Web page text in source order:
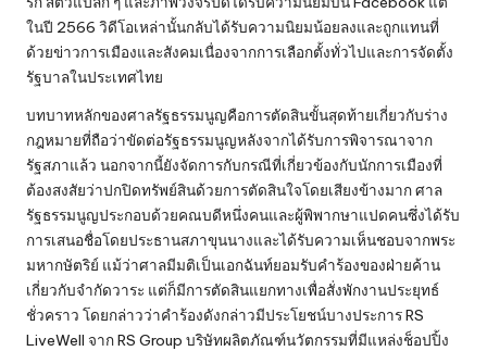
ในปี 2566 วิดีโอเหล่านั้นกลับได้รับความนิยมน้อยลงและถูกแทนที่
ด้วยข่าวการเมืองและสังคมเนื่องจากการเลือกตั้งทั่วไปและการจัดตั้ง
รัฐบาลในประเทศไทย
บทบาทหลักของศาลรัฐธรรมนูญคือการตัดสินขั้นสุดท้ายเกี่ยวกับร่าง
กฎหมายที่ถือว่าขัดต่อรัฐธรรมนูญหลังจากได้รับการพิจารณาจาก
รัฐสภาแล้ว นอกจากนี้ยังจัดการกับกรณีที่เกี่ยวข้องกับนักการเมืองที่
ต้องสงสัยว่าปกปิดทรัพย์สินด้วยการตัดสินใจโดยเสียงข้างมาก ศาล
รัฐธรรมนูญประกอบด้วยคณบดีหนึ่งคนและผู้พิพากษาแปดคนซึ่งได้รับ
การเสนอชื่อโดยประธานสภาขุนนางและได้รับความเห็นชอบจากพระ
มหากษัตริย์ แม้ว่าศาลมีมติเป็นเอกฉันท์ยอมรับคำร้องของฝ่ายค้าน
เกี่ยวกับจำกัดวาระ แต่ก็มีการตัดสินแยกทางเพื่อสั่งพักงานประยุทธ์
ชั่วคราว โดยกล่าวว่าคำร้องดังกล่าวมีประโยชน์บางประการ RS
LiveWell จาก RS Group บริษัทผลิตภัณฑ์นวัตกรรมที่มีแหล่งช็อปปิ้ง